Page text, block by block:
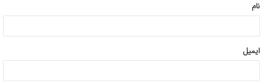
نام
ایمیل